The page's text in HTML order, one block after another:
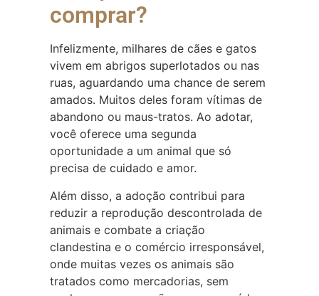
comprar?
Infelizmente, milhares de cães e gatos
vivem em abrigos superlotados ou nas
ruas, aguardando uma chance de serem
amados. Muitos deles foram vítimas de
abandono ou maus-tratos. Ao adotar,
você oferece uma segunda
oportunidade a um animal que só
precisa de cuidado e amor.
Além disso, a adoção contribui para
reduzir a reprodução descontrolada de
animais e combate a criação
clandestina e o comércio irresponsável,
onde muitas vezes os animais são
tratados como mercadorias, sem